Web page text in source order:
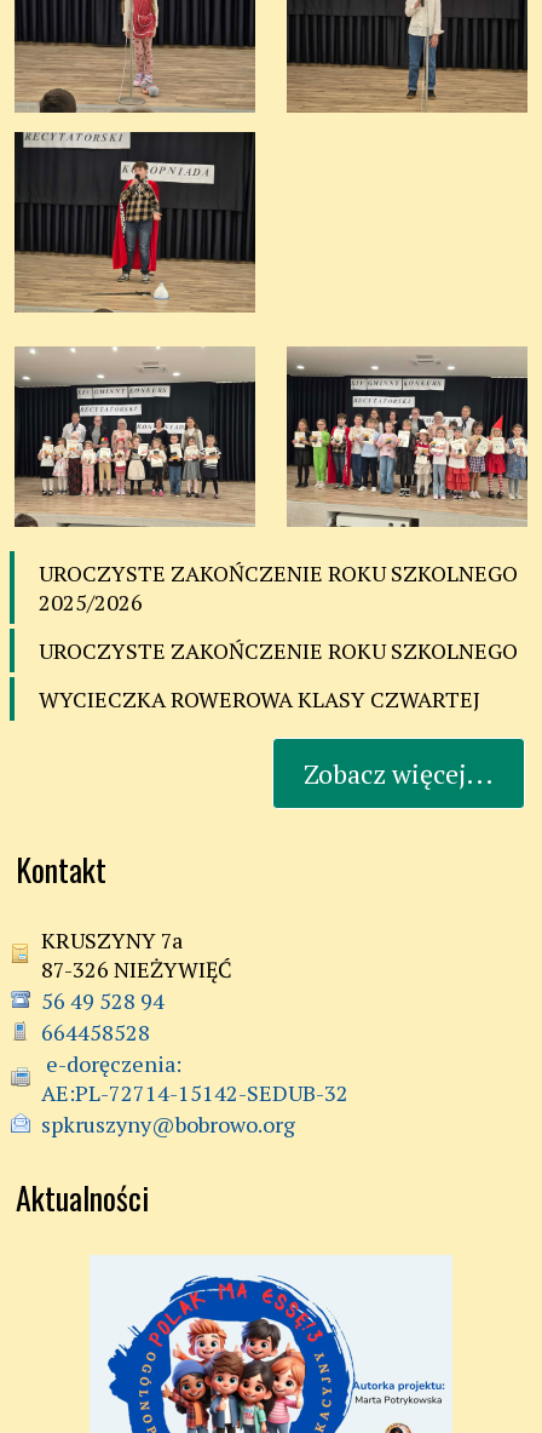
UROCZYSTE ZAKOŃCZENIE ROKU SZKOLNEGO
2025/2026
UROCZYSTE ZAKOŃCZENIE ROKU SZKOLNEGO
WYCIECZKA ROWEROWA KLASY CZWARTEJ
Zobacz więcej...
Kontakt
KRUSZYNY 7a
87-326 NIEŻYWIĘĆ
56 49 528 94
664458528
AE:PL-72714-15142-SEDUB-32
spkruszyny@bobrowo.org
Aktualności